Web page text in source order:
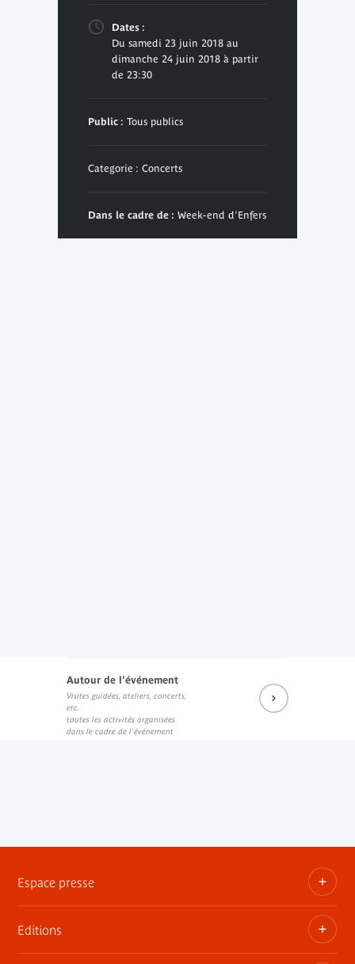
Dates :
Du samedi 23 juin 2018 au
dimanche 24 juin 2018 à partir
de 23:30
Public : Tous publics
Categorie : Concerts
Dans le cadre de : Week-end d'Enfers
Autour de l'événement
Visites guidées, ateliers, concerts,
etc.
toutes les activités organisées
dans le cadre de l'événement
Espace presse
Dossiers, communiqués, bandes annonces
Editions